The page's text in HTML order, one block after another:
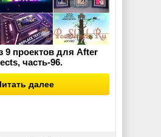
9 проектов для After
часть-96.
далее